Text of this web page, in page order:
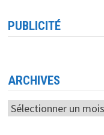
STRATÉGIE
AMBITIEUSE
POUR
CITOYENS
ET
DES
ENTREPRISES
PUBLICITÉ
ARCHIVES
Archives